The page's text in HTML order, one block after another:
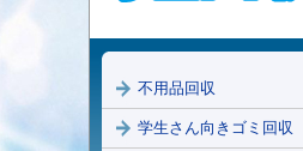
不用品回収
学生さん向きゴミ回収